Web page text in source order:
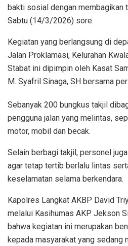
bakti sosial dengan membagikan
Sabtu (14/3/2026) sore.
Kegiatan yang berlangsung di
Jalan Proklamasi, Kelurahan
Stabat ini dipimpin oleh Kasat
M. Syafril Sinaga, SH bersama
Sebanyak 200 bungkus takjil
pengguna jalan yang melintas,
motor, mobil dan becak.
Selain berbagi takjil, personel
agar tetap tertib berlalu lintas
keselamatan selama berkendara.
Kapolres Langkat AKBP David
melalui Kasihumas AKP Jekson
bahwa kegiatan ini merupakan
kepada masyarakat yang sedang